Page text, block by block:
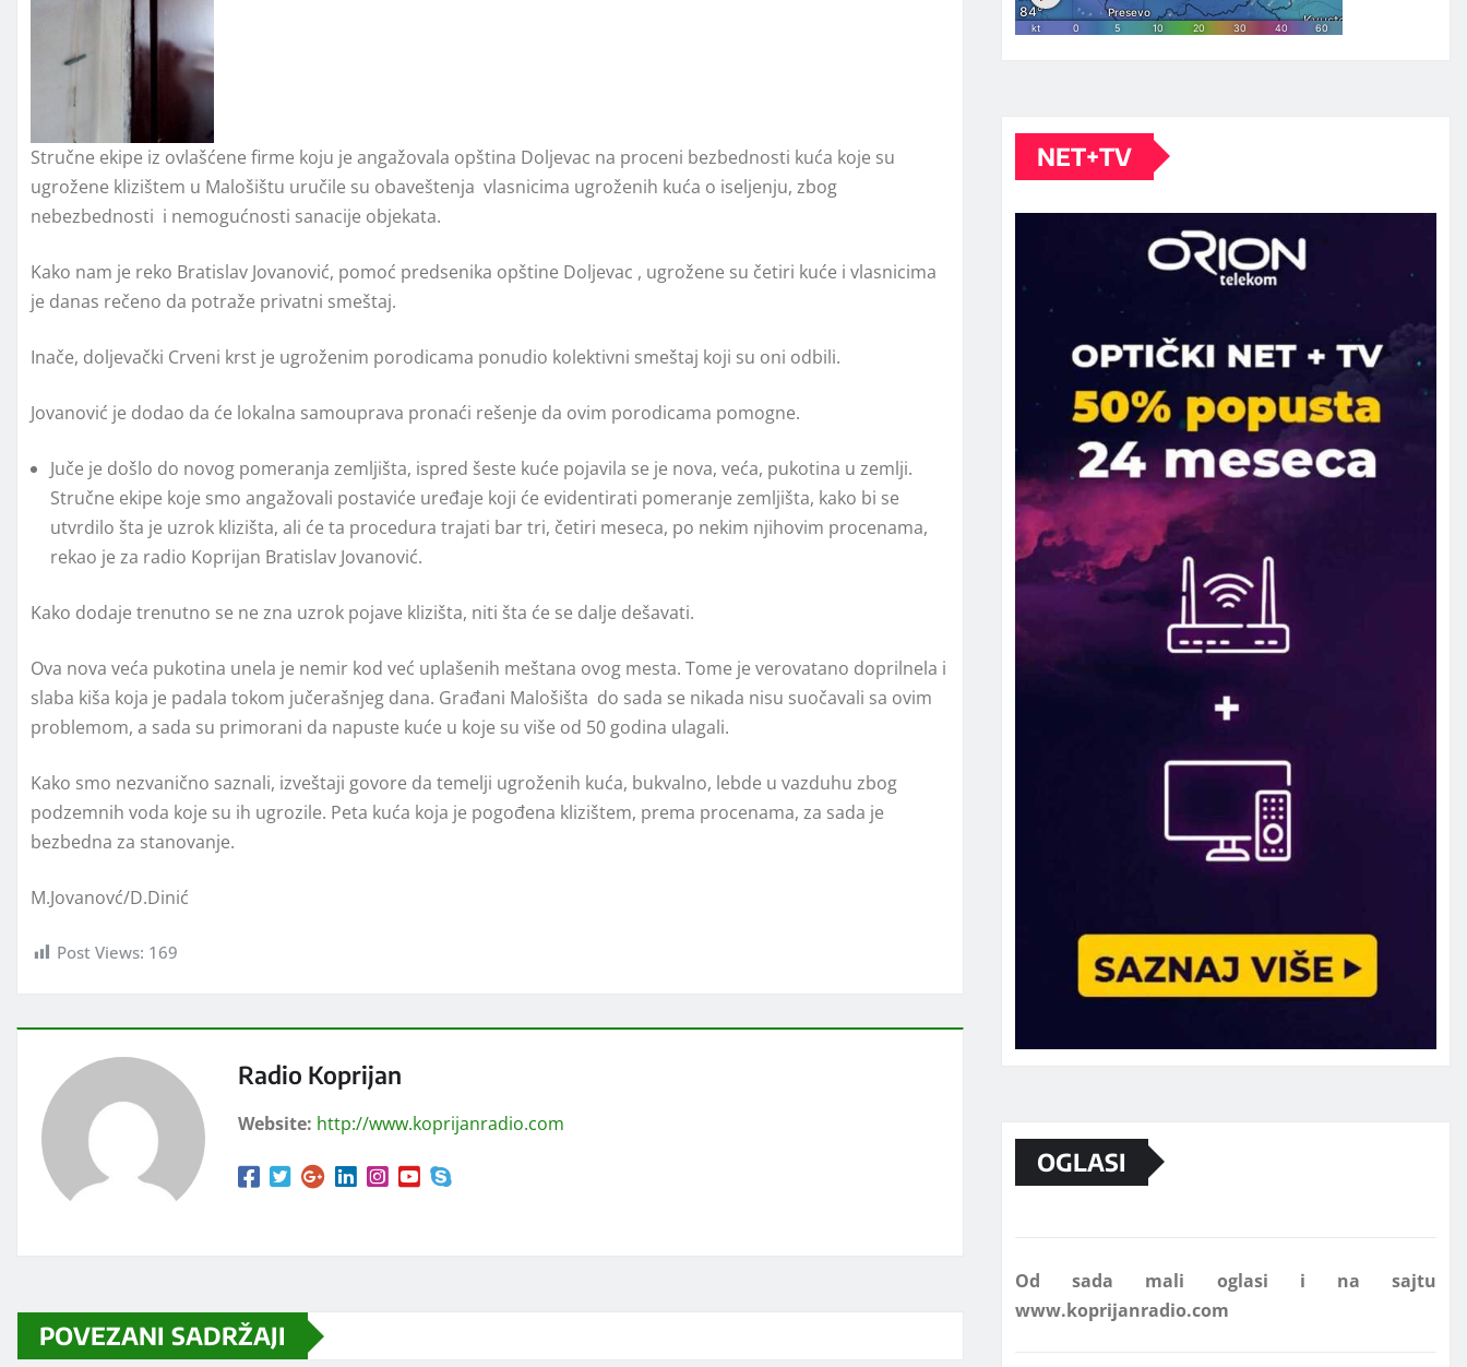
Stručne ekipe iz ovlašćene firme koju je angažovala opština Doljevac na proceni bezbednosti kuća koje su
ugrožene klizištem u Malošištu uručile su obaveštenja vlasnicima ugroženih kuća o iseljenju, zbog
nebezbednosti i nemogućnosti sanacije objekata.
Kako nam je reko Bratislav Jovanović, pomoć predsenika opštine Doljevac , ugrožene su četiri kuće i vlasnicima
je danas rečeno da potraže privatni smeštaj.
Inače, doljevački Crveni krst je ugroženim porodicama ponudio kolektivni smeštaj koji su oni odbili.
Jovanović je dodao da će lokalna samouprava pronaći rešenje da ovim porodicama pomogne.
Juče je došlo do novog pomeranja zemljišta, ispred šeste kuće pojavila se je nova, veća, pukotina u zemlji.
Stručne ekipe koje smo angažovali postaviće uređaje koji će evidentirati pomeranje zemljišta, kako bi se
utvrdilo šta je uzrok klizišta, ali će ta procedura trajati bar tri, četiri meseca, po nekim njihovim procenama,
rekao je za radio Koprijan Bratislav Jovanović.
Kako dodaje trenutno se ne zna uzrok pojave klizišta, niti šta će se dalje dešavati.
Ova nova veća pukotina unela je nemir kod već uplašenih meštana ovog mesta. Tome je verovatano doprilnela i
slaba kiša koja je padala tokom jučerašnjeg dana. Građani Malošišta do sada se nikada nisu suočavali sa ovim
problemom, a sada su primorani da napuste kuće u koje su više od 50 godina ulagali.
Kako smo nezvanično saznali, izveštaji govore da temelji ugroženih kuća, bukvalno, lebde u vazduhu zbog
podzemnih voda koje su ih ugrozile. Peta kuća koja je pogođena klizištem, prema procenama, za sada je
bezbedna za stanovanje.
M.Jovanovć/D.Dinić
Post Views: 169
Radio Koprijan
Website: http://www.koprijanradio.com
POVEZANI SADRŽAJI
NET+TV
OGLASI
Marketing telefon 062 463 002